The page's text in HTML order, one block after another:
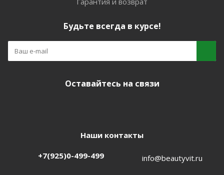
Будьте всегда в курсе!
Оставайтесь на связи
Наши контакты
+7(925)0-499-499 info@beautyvit.ru